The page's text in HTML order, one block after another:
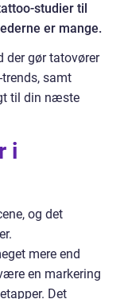
studier til
er mange.
der gør tatovører
samt
til din næste
i
og det
mere end
en markering
Det